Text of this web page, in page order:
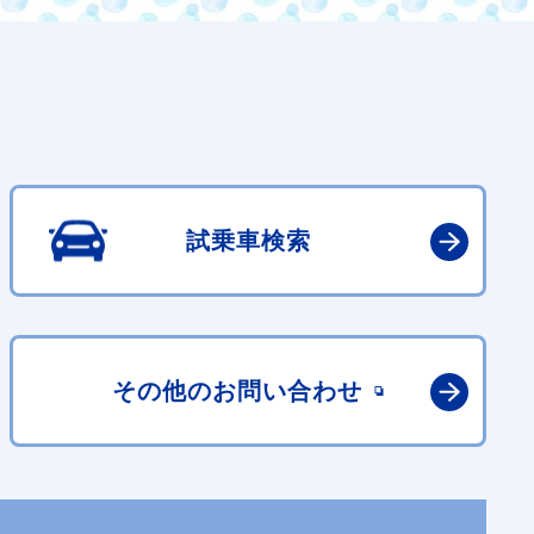
試乗車検索
その他のお問い合わせ